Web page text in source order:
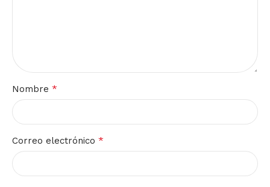
Nombre *
Correo electrónico *